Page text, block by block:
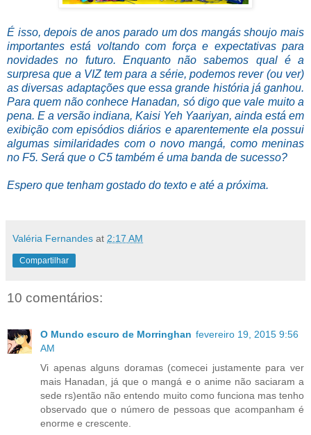
É isso, depois de anos parado um dos mangás shoujo mais
importantes está voltando com força e expectativas para
novidades no futuro. Enquanto não sabemos qual é a
surpresa que a VIZ tem para a série, podemos rever (ou ver)
as diversas adaptações que essa grande história já ganhou.
Para quem não conhece Hanadan, só digo que vale muito a
pena. E a versão indiana, Kaisi Yeh Yaariyan, ainda está em
exibição com episódios diários e aparentemente ela possui
algumas similaridades com o novo mangá, como meninas
no F5. Será que o C5 também é uma banda de sucesso?
Espero que tenham gostado do texto e até a próxima.
Valéria Fernandes at 2:17 AM
Compartilhar
10 comentários:
O Mundo escuro de Morringhan fevereiro 19, 2015 9:56
AM
Vi apenas alguns doramas (comecei justamente para ver
mais Hanadan, já que o mangá e o anime não saciaram a
sede rs)então não entendo muito como funciona mas tenho
observado que o número de pessoas que acompanham é
enorme e crescente.